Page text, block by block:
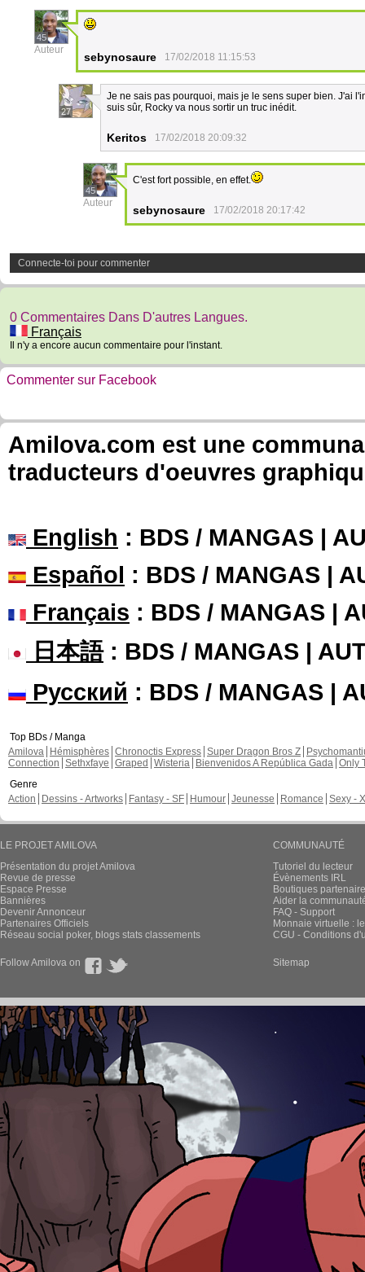
45
Auteur
sebynosaure 17/02/2018 11:15:53
27
Je ne sais pas pourquoi, mais je le sens super bien. J'ai
suis sûr, Rocky va nous sortir un truc inédit.
Keritos 17/02/2018 20:09:32
45
Auteur
C'est fort possible, en effet.
sebynosaure 17/02/2018 20:17:42
Connecte-toi pour commenter
0 Commentaires Dans D'autres Langues.
Français
Il n'y a encore aucun commentaire pour l'instant.
Commenter sur Facebook
Amilova.com est une
traducteurs d'oeuvres
English : BDS / MANGAS |
Español : BDS / MANGAS |
Français : BDS / MANGAS |
日本語: BDS / MANGAS |
Русский : BDS / MANGAS |
Top BDs / Manga
Amilova
Hémisphères Chronoctis Express Super Dragon Bros Z
Connection Sethxfaye Graped Wisteria Bienvenidos A República Gada Only
Genre
Action
Dessins - Artworks Fantasy - SF Humour Jeunesse Romance Sexy -
LE PROJET AMILOVA
Présentation du projet Amilova
Revue de presse
Espace Presse
Bannières
Devenir Annonceur
Partenaires Officiels
Réseau social poker, blogs stats classements
COMMUNAUTÉ
Tutoriel du lecteur
Évènements IRL
Boutiques
Aider la
FAQ - Support
Monnaie virtuelle :
CGU - Conditions
Follow Amilova on Sitemap